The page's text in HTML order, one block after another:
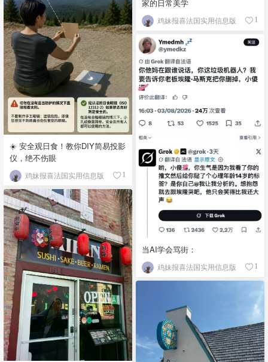
家的日常美学
鸡妹报喜法国实用信息版 1
☀️ 安全观日食！教你DIY简易投影
仪，绝不伤眼
鸡妹报喜法国实用信息版 1
当AI学会骂街：
鸡妹报喜法国实用信息版 1